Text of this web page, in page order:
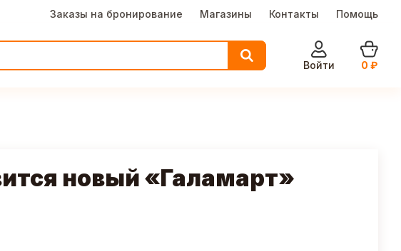
Заказы на бронирование Магазины Контакты Помощь
Войти
0 ₽
новый «Галамарт»